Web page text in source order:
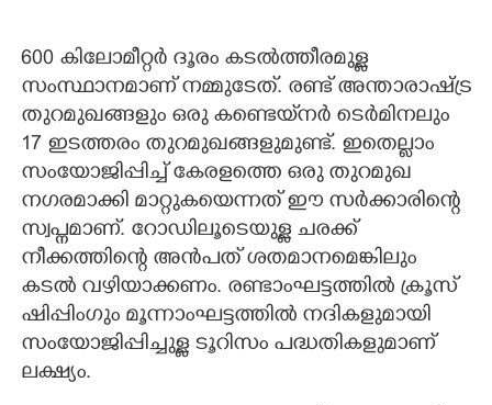
600 കിലോമീറ്റർ ദൂരം കടൽത്തീരമുള്ള
സംസ്ഥാനമാണ് നമ്മുടേത്. രണ്ട് അന്താരാഷ്ട്ര
തുറമുഖങ്ങളും ഒരു കണ്ടെയ്‌നർ ടെർമിനലും
17 ഇടത്തരം തുറമുഖങ്ങളുമുണ്ട്. ഇതെല്ലാം
സംയോജിപ്പിച്ച് കേരളത്തെ ഒരു തുറമുഖ
നഗരമാക്കി മാറ്റുകയെന്നത് ഈ സർക്കാരിന്റെ
സ്വപ്നമാണ്. റോഡിലൂടെയുള്ള ചരക്ക്
നീക്കത്തിന്റെ അൻപത് ശതമാനമെങ്കിലും
കടൽ വഴിയാക്കണം. രണ്ടാംഘട്ടത്തിൽ ക്രൂസ്
ഷിപ്പിംഗും മൂന്നാംഘട്ടത്തിൽ നദികളുമായി
സംയോജിപ്പിച്ചുള്ള ടൂറിസം പദ്ധതികളുമാണ്
ലക്ഷ്യം.